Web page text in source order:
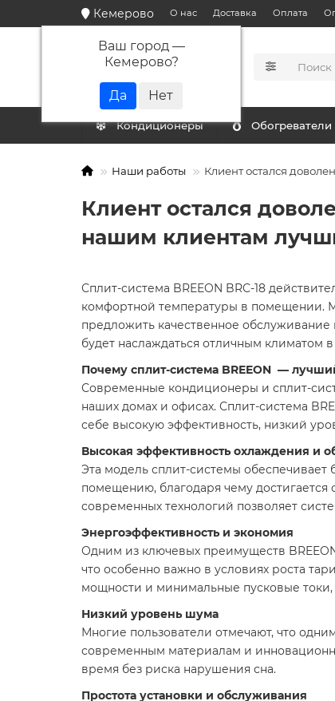
Кемерово
Ваш город —
Кемерово?
О нас Доставка Оплата
КАТАЛОГ
Кондиционеры Обогреватели
Наши работы Клиент остался
Клиент остался
нашим клиентам
Сплит-система BREEON BRC-18
комфортной температуры в помещении.
предложить качественное
будет наслаждаться отличным климатом
Почему сплит-система BREEON —
Современные кондиционеры и сплит-
наших домах и офисах. Сплит-система
себе высокую эффективность, низкий
Высокая эффективность охлаждения и
Эта модель сплит-системы
помещению, благодаря чему достигается
современных технологий позволяет
Энергоэффективность и экономия
Одним из ключевых преимуществ
что особенно важно в условиях роста
мощности и минимальные пусковые токи,
Низкий уровень шума
Многие пользователи отмечают, что
современным материалам и
время без риска нарушения сна.
Простота установки и обслуживания